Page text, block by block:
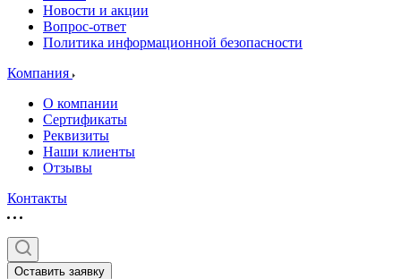
Новости и акции
Вопрос-ответ
Политика информационной безопасности
Компания
О компании
Сертификаты
Реквизиты
Наши клиенты
Отзывы
Контакты
Оставить заявку